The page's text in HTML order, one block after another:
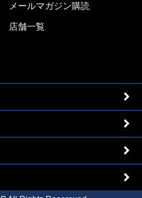
メールマガジン購読
店舗一覧